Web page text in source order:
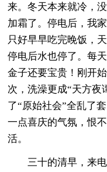
来。冬天本来就冷，
加霜了。停电后，我
只好早早吃完晚饭，
停电后水也停了。每
金子还要宝贵！刚开
次，洗澡更成“天方夜
了“原始社会”全乱了
一点喜庆的气氛，恨
活。
三十的清早，来